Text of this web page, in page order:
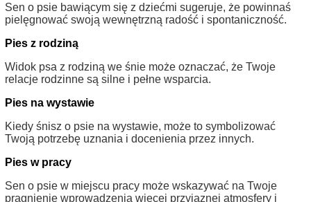
Sen o psie bawiącym się z dziećmi sugeruje, że powinnaś
pielęgnować swoją wewnętrzną radość i spontaniczność.
Pies z rodziną
Widok psa z rodziną we śnie może oznaczać, że Twoje
relacje rodzinne są silne i pełne wsparcia.
Pies na wystawie
Kiedy śnisz o psie na wystawie, może to symbolizować
Twoją potrzebę uznania i docenienia przez innych.
Pies w pracy
Sen o psie w miejscu pracy może wskazywać na Twoje
pragnienie wprowadzenia więcej przyjaznej atmosfery i